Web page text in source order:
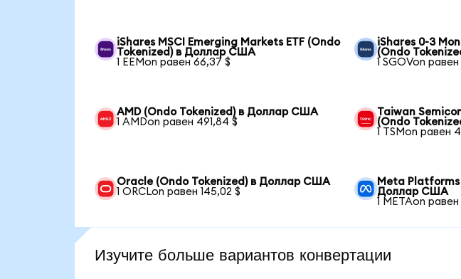
iShares MSCI Emerging Markets ETF (Ondo
Tokenized) в Доллар США
1 EEMon равен 66,37 $
iShares 0-3
(Ondo
1 SGOVon равен
AMD (Ondo Tokenized) в Доллар США
1 AMDon равен 491,84 $
Taiwan
(Ondo
1 TSMon равен
Oracle (Ondo Tokenized) в Доллар США
1 ORCLon равен 145,02 $
Meta Platforms
Доллар США
1 METAon
Изучите больше вариантов конвертации